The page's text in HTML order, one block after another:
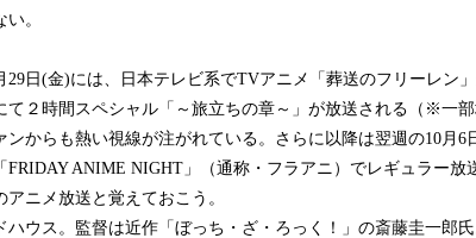
。
29日(金)には、日本テレビ系でTVアニメ「葬送のフリーレ
て２時間スペシャル「～旅立ちの章～」が放送される（※一
ンからも熱い視線が注がれている。さらに以降は翌週の10月6
FRIDAY ANIME NIGHT」（通称・フラアニ）でレギュラー放
ニメ放送と覚えておこう。
ハウス。監督は近作「ぼっち・ざ・ろっく！」の斎藤圭一郎氏